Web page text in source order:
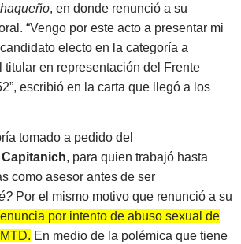
, en donde renunció a su
“Vengo por este acto a presentar mi
electo en la categoría a
titular en representación del Frente
escribió en la carta que llegó a los
tomado a pedido del
, para quien trabajó hasta
como asesor antes de ser
Por el mismo motivo que renunció a su
por intento de abuso sexual de
En medio de la polémica que tiene